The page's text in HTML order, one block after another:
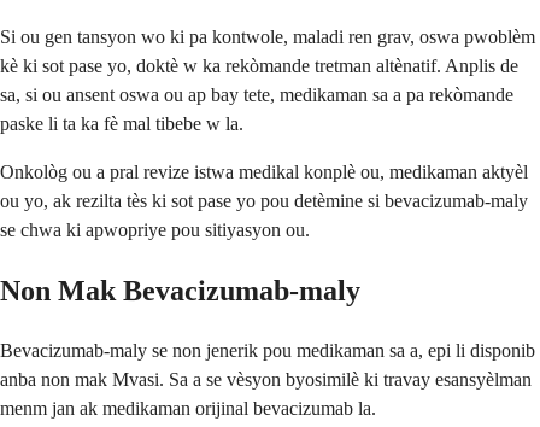
Si ou gen tansyon wo ki pa kontwole, maladi ren grav, oswa pwoblèm
kè ki sot pase yo, doktè w ka rekòmande tretman altènatif. Anplis de
sa, si ou ansent oswa ou ap bay tete, medikaman sa a pa rekòmande
paske li ta ka fè mal tibebe w la.
Onkològ ou a pral revize istwa medikal konplè ou, medikaman aktyèl
ou yo, ak rezilta tès ki sot pase yo pou detèmine si bevacizumab-maly
se chwa ki apwopriye pou sitiyasyon ou.
Non Mak Bevacizumab-maly
Bevacizumab-maly se non jenerik pou medikaman sa a, epi li disponib
anba non mak Mvasi. Sa a se vèsyon byosimilè ki travay esansyèlman
menm jan ak medikaman orijinal bevacizumab la.